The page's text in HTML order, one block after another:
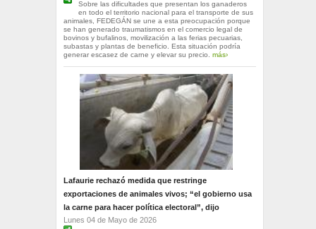
Sobre las dificultades que presentan los ganaderos
en todo el territorio nacional para el transporte de sus
animales, FEDEGÁN se une a esta preocupación porque
se han generado traumatismos en el comercio legal de
bovinos y bufalinos, movilización a las ferias pecuarias,
subastas y plantas de beneficio. Esta situación podría
generar escasez de carne y elevar su precio. más›
Lafaurie rechazó medida que restringe
exportaciones de animales vivos; “el gobierno usa
la carne para hacer política electoral”, dijo
Lunes 04 de Mayo de 2026